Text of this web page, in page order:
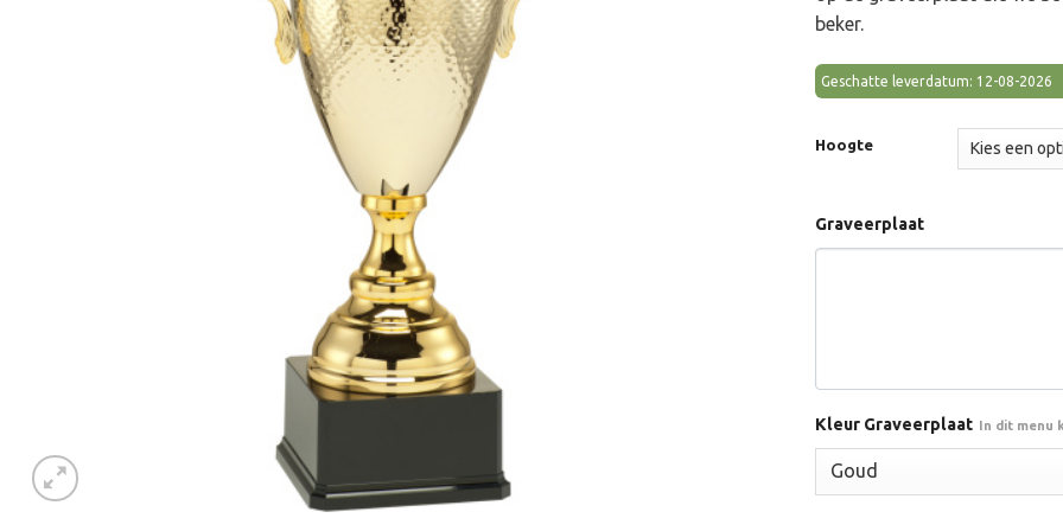
klant
waardering
beker.
Geschatte leverdatum: 12-08-2026
Hoogte
Graveerplaat
Kleur Graveerplaat In dit menu